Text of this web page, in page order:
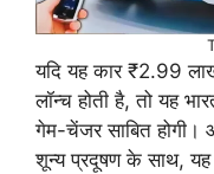
यदि यह कार ₹2.99
लॉन्च होती है, तो यह
गेम-चेंजर साबित
शून्य प्रदूषण के साथ, यह